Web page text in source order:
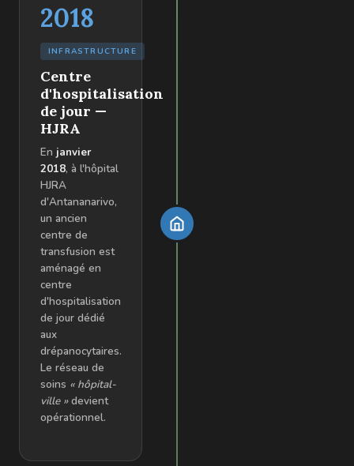
2018
INFRASTRUCTURE
Centre
d'hospitalisation
de jour —
HJRA
En janvier
2018, à l'hôpital
HJRA
d'Antananarivo,
un ancien
centre de
transfusion est
aménagé en
centre
d'hospitalisation
de jour dédié
aux
drépanocytaires.
Le réseau de
soins « hôpital-
ville »devient
opérationnel.